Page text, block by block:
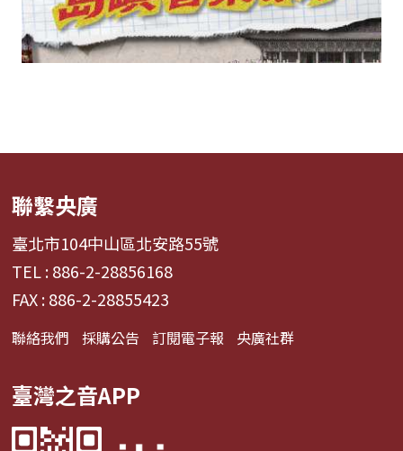
聯繫央廣
臺北市104中山區北安路55號
TEL : 886-2-28856168
FAX : 886-2-28855423
聯絡我們 採購公告 訂閱電子報 央廣社群
臺灣之音APP